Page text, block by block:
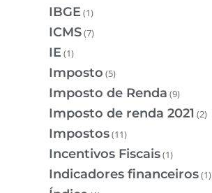
IBGE(1)
ICMS(7)
IE(1)
Imposto (5)
Imposto de Renda (9)
Imposto de renda 2021 (2)
Impostos(11)
Incentivos Fiscais(1)
Indicadores financeiros(1)